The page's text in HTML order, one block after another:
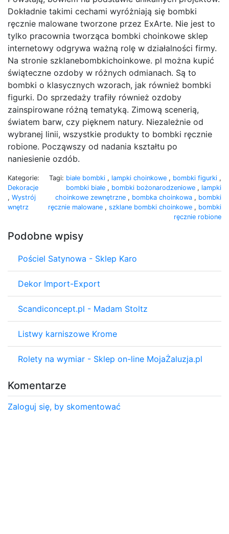
Dokładnie takimi cechami wyróżniają się bombki
ręcznie malowane tworzone przez ExArte. Nie jest to
tylko pracownia tworząca bombki choinkowe sklep
internetowy odgrywa ważną rolę w działalności firmy.
Na stronie szklanebombkichoinkowe. pl można kupić
świąteczne ozdoby w różnych odmianach. Są to
bombki o klasycznych wzorach, jak również bombki
figurki. Do sprzedaży trafiły również ozdoby
zainspirowane różną tematyką. Zimową scenerią,
światem barw, czy pięknem natury. Niezależnie od
wybranej linii, wszystkie produkty to bombki ręcznie
robione. Począwszy od nadania kształtu po
naniesienie ozdób.
Kategorie:
Dekoracje
, Wystrój
wnętrz
Tagi: białe bombki , lampki choinkowe , bombki figurki ,
bombki białe , bombki bożonarodzeniowe , lampki
choinkowe zewnętrzne , bombka choinkowa , bombki
ręcznie malowane , szklane bombki choinkowe , bombki
ręcznie robione
Podobne wpisy
Pościel Satynowa - Sklep Karo
Dekor Import-Export
Scandiconcept.pl - Madam Stoltz
Listwy karniszowe Krome
Rolety na wymiar - Sklep on-line MojaŻaluzja.pl
Komentarze
Zaloguj się, by skomentować